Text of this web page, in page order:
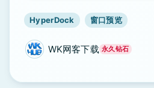
HyperDock 窗口预览
WK网客下载 永久钻石